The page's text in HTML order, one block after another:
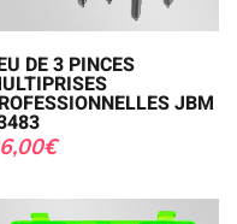
DE 3 PINCES
JBM
€